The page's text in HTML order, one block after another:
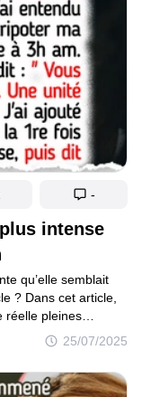
intense
25/07/2025
qu’elle semblait
? Dans cet article,
réelle pleines
à couper
de justesse, ces
ni de fiction,
-